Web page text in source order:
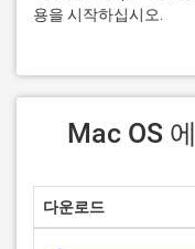
용을 시작하십시오.
Mac OS
다운로드